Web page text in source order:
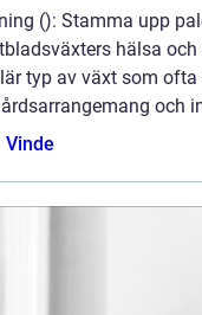
(): Stamma upp
hälsa
typ av växt som
och
Vinde